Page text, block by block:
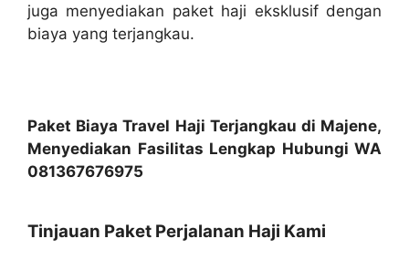
juga menyediakan paket haji eksklusif dengan
biaya yang terjangkau.
Paket Biaya Travel Haji Terjangkau di Majene,
Menyediakan Fasilitas Lengkap Hubungi WA
081367676975
Tinjauan Paket Perjalanan Haji Kami